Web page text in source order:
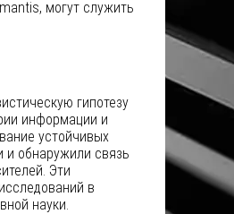
могут служить
гипотезу
информации и
устойчивых
и обнаружили связь
Эти
в
науки.